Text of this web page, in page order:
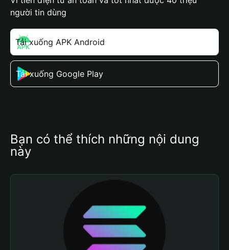
người tin dùng
Tải xuống APK Android
Tải xuống Google Play
Bạn có thể thích những nội dung
này